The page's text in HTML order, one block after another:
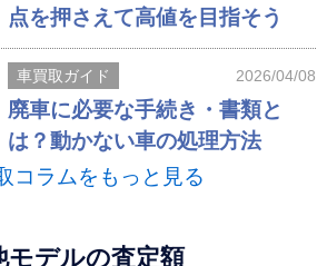
点を押さえて高値を目指そう
車買取ガイド 2026/04/08
廃車に必要な手続き・書類と
は？動かない車の処理方法
コラムをもっと見る
モデルの査定額